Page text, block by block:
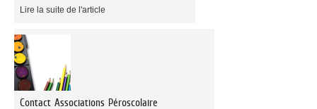
Lire la suite de l'article
Contact Associations Péroscolaire